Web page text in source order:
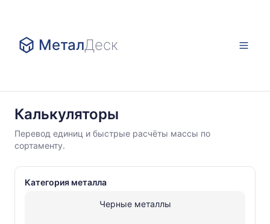
МеталДеск
Калькуляторы
Черные
металлы
Ларсена
Калькуляторы
Перевод единиц и быстрые расчёты массы по
сортаменту.
Категория металла
Черные металлы